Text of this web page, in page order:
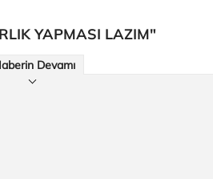
YAPMASI LAZIM"
Devamı